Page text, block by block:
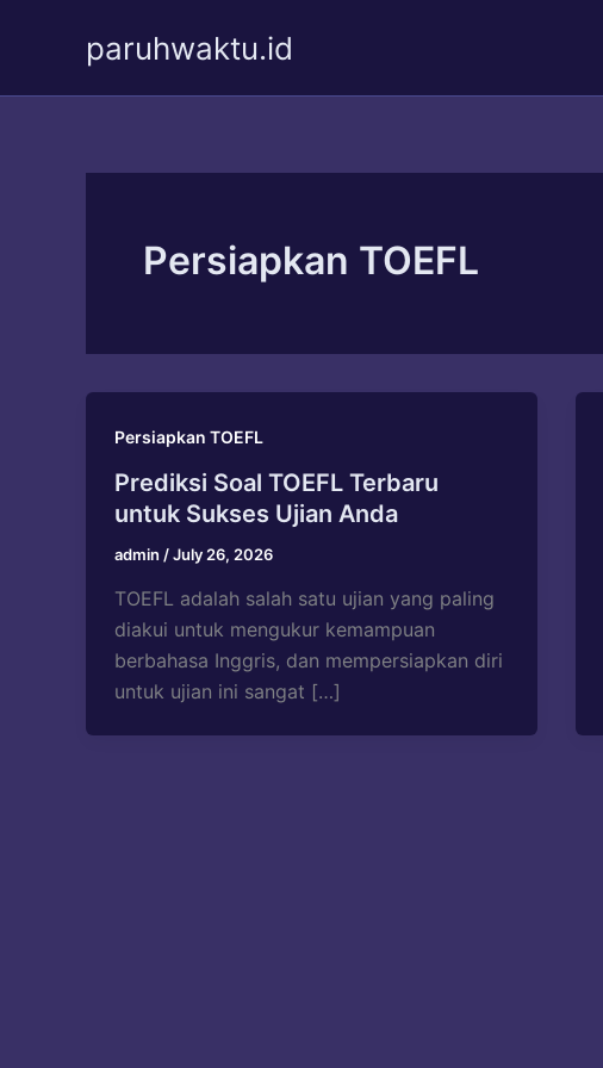
paruhwaktu.id
Persiapkan TOEFL
Persiapkan TOEFL
Prediksi Soal TOEFL Terbaru
untuk Sukses Ujian Anda
admin /July 26, 2026
TOEFL adalah salah satu ujian yang paling
diakui untuk mengukur kemampuan
berbahasa Inggris, dan mempersiapkan diri
untuk ujian ini sangat […]